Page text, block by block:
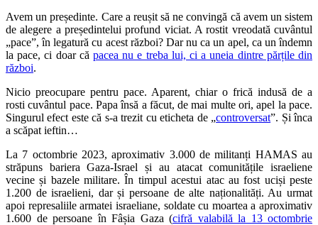
Avem un președinte. Care a reușit să ne convingă că avem un sistem
de alegere a președintelui profund viciat. A rostit vreodată cuvântul
„pace”, în legatură cu acest război? Dar nu ca un apel, ca un îndemn
la pace, ci doar că pacea nu e treba lui, ci a uneia dintre părțile din
război.
Nicio preocupare pentru pace. Aparent, chiar o frică indusă de a
rosti cuvântul pace. Papa însă a făcut, de mai multe ori, apel la pace.
Singurul efect este că s-a trezit cu eticheta de „controversat”. Și înca
a scăpat ieftin…
La 7 octombrie 2023, aproximativ 3.000 de militanți HAMAS au
străpuns bariera Gaza-Israel și au atacat comunitățile israeliene
vecine și bazele militare. În timpul acestui atac au fost uciși peste
1.200 de israelieni, dar și persoane de alte naționalități. Au urmat
apoi represaliile armatei israeliane, soldate cu moartea a aproximativ
1.600 de persoane în Fâșia Gaza (cifră valabilă la 13 octombrie